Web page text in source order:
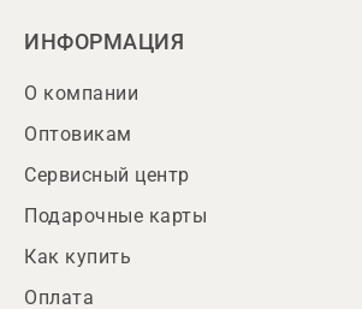
ИНФОРМАЦИЯ
О компании
Оптовикам
Сервисный центр
Подарочные карты
Как купить
Оплата